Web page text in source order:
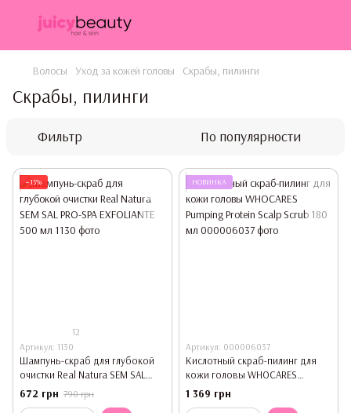
Волосы Уход за кожей головы Скрабы, пилинги
Скрабы, пилинги
Фильтр По популярности
−15%
12
Артикул: 1130
Шампунь-скраб для глубокой
очистки Real Natura SEM SAL
PRO-SPA EXFOLIANTE 500 мл
672 грн 790 грн
НОВИНКА
Артикул: 000006037
Кислотный скраб-пилинг для
кожи головы WHOCARES
Pumping Protein Scalp Scrub 180
1 369 грн